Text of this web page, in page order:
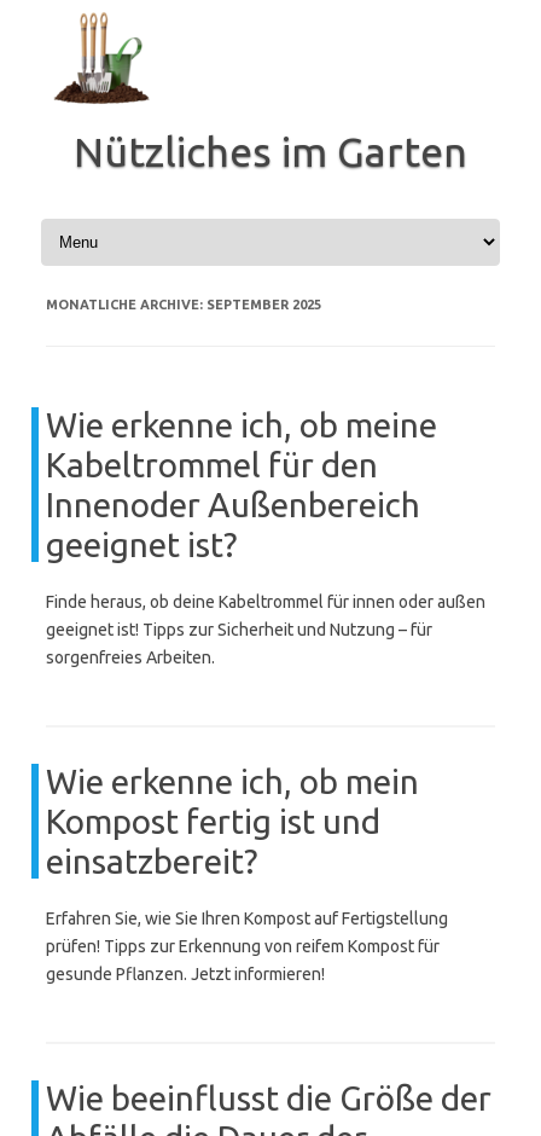
springen
Nützliches im Garten
MONATLICHE ARCHIVE: SEPTEMBER 2025
Wie erkenne ich, ob meine
Kabeltrommel für den
Innenoder Außenbereich
geeignet ist?
Finde heraus, ob deine Kabeltrommel für innen oder außen
geeignet ist! Tipps zur Sicherheit und Nutzung – für
sorgenfreies Arbeiten.
Wie erkenne ich, ob mein
Kompost fertig ist und
einsatzbereit?
Erfahren Sie, wie Sie Ihren Kompost auf Fertigstellung
prüfen! Tipps zur Erkennung von reifem Kompost für
gesunde Pflanzen. Jetzt informieren!
Wie beeinflusst die Größe der